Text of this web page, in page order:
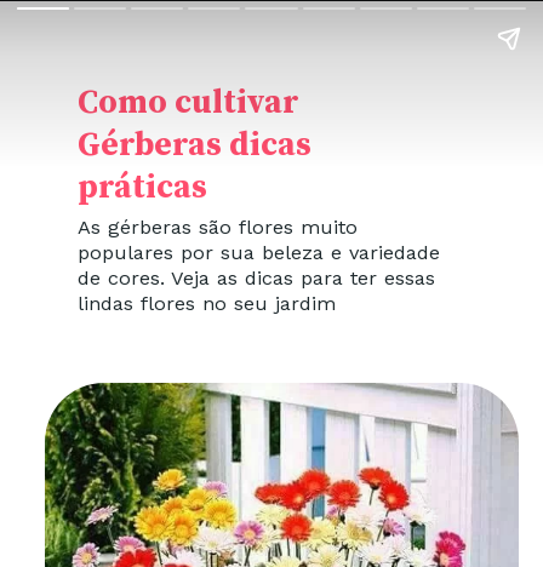
As gérberas são flores muito
populares por sua beleza e variedade
de cores. Veja as dicas para ter essas
lindas flores no seu jardim
Como cultivar
Gérberas dicas
práticas